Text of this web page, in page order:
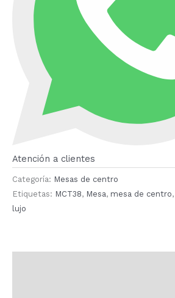
Atención a clientes
Categoría: Mesas de centro
Etiquetas: MCT38, Mesa, mesa de centro,
lujo